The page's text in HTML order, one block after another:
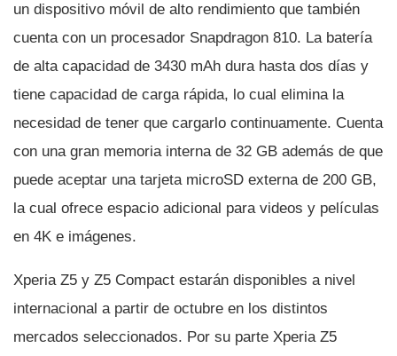
un dispositivo móvil de alto rendimiento que también
cuenta con un procesador Snapdragon 810. La baterí­a
de alta capacidad de 3430 mAh dura hasta dos dí­as y
tiene capacidad de carga rápida, lo cual elimina la
necesidad de tener que cargarlo continuamente. Cuenta
con una gran memoria interna de 32 GB además de que
puede aceptar una tarjeta microSD externa de 200 GB,
la cual ofrece espacio adicional para videos y pelí­culas
en 4K e imágenes.
Xperia Z5 y Z5 Compact estarán disponibles a nivel
internacional a partir de octubre en los distintos
mercados seleccionados. Por su parte Xperia Z5